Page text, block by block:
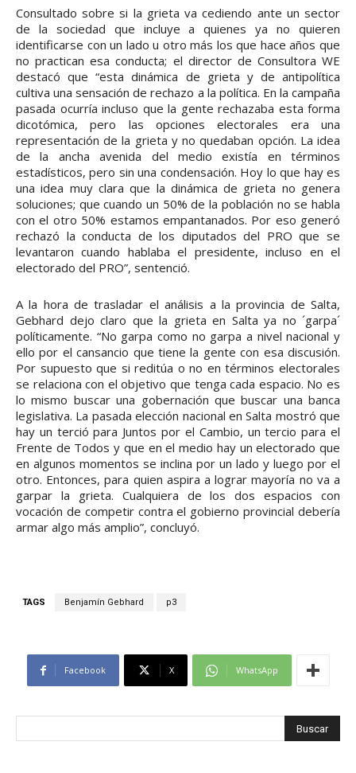
Consultado sobre si la grieta va cediendo ante un sector
de la sociedad que incluye a quienes ya no quieren
identificarse con un lado u otro más los que hace años que
no practican esa conducta; el director de Consultora WE
destacó que “esta dinámica de grieta y de antipolítica
cultiva una sensación de rechazo a la política. En la campaña
pasada ocurría incluso que la gente rechazaba esta forma
dicotómica, pero las opciones electorales era una
representación de la grieta y no quedaban opción. La idea
de la ancha avenida del medio existía en términos
estadísticos, pero sin una condensación. Hoy lo que hay es
una idea muy clara que la dinámica de grieta no genera
soluciones; que cuando un 50% de la población no se habla
con el otro 50% estamos empantanados. Por eso generó
rechazó la conducta de los diputados del PRO que se
levantaron cuando hablaba el presidente, incluso en el
electorado del PRO”, sentenció.
A la hora de trasladar el análisis a la provincia de Salta,
Gebhard dejo claro que la grieta en Salta ya no ´garpa´
políticamente. “No garpa como no garpa a nivel nacional y
ello por el cansancio que tiene la gente con esa discusión.
Por supuesto que si reditúa o no en términos electorales
se relaciona con el objetivo que tenga cada espacio. No es
lo mismo buscar una gobernación que buscar una banca
legislativa. La pasada elección nacional en Salta mostró que
hay un terció para Juntos por el Cambio, un tercio para el
Frente de Todos y que en el medio hay un electorado que
en algunos momentos se inclina por un lado y luego por el
otro. Entonces, para quien aspira a lograr mayoría no va a
garpar la grieta. Cualquiera de los dos espacios con
vocación de competir contra el gobierno provincial debería
armar algo más amplio”, concluyó.
TAGS Benjamín Gebhard p3
Facebook X WhatsApp